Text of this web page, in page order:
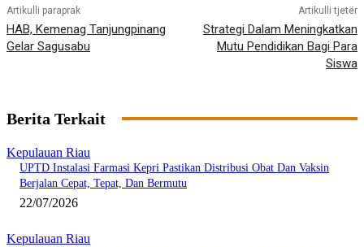
Artikulli paraprak
HAB, Kemenag Tanjungpinang
Gelar Sagusabu
Artikulli tjetër
Strategi Dalam Meningkatkan
Mutu Pendidikan Bagi Para
Siswa
Berita Terkait
Kepulauan Riau
UPTD Instalasi Farmasi Kepri Pastikan Distribusi Obat Dan Vaksin
Berjalan Cepat, Tepat, Dan Bermutu
22/07/2026
Kepulauan Riau